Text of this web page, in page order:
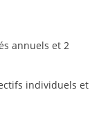
annuels et 2
individuels et